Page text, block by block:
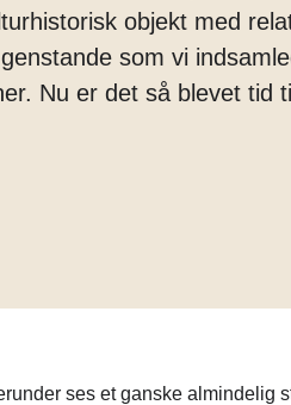
objekt med
som vi
Nu er det så blevet tid
ses et ganske almindelig